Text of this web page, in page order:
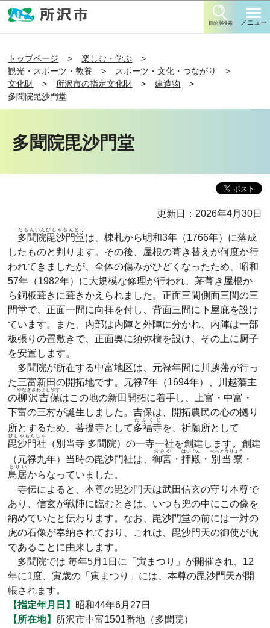
目的別検索 メニュー
トップページ
楽しむ・学ぶ
観光・スポーツ・教養
スポーツ・文化・つながり
文化財
所沢市の指定文化財
建造物
多聞院毘沙門堂
多聞院毘沙門堂
更新日：2026年4月30日
多聞院毘沙門堂
たもんいんびしゃもんどう
は、棟札から明和3年（1766年）に落成
したものと判ります。その後、屋根の葺き替えが何度か行
われてきましたが、全体の傷みがひどくなったため、昭和
57年（1982年）に大規模な修理が行われ、茅葺き屋根か
ら銅板葺きに葺きかえられました。正面三間側面三間の三
間堂で、正面一間に向拝を付し、背面三間に下屋庇を設け
ています。また、内部は内陣と外陣に分かれ、内陣は一部
板張りの畳敷きで、正面奥に須弥檀を設け、その上に厨子
を安置します。
多聞院が所在する中富地区は、元禄年間に川越藩が行っ
た三富新田の開拓地です。元禄7年（1694年）、川越藩主
の柳沢吉保
やなぎさわよしやす
はこの地の新田開拓に着手し、上富・中富・
下富の三村が誕生しました。吉保は、開拓農民の心の拠り
所とするため、菩提寺として多福寺
たふくじ
を、祈願所として
毘沙門社
びしゃもんしゃ
（別当寺 多聞院）の一寺一社を創建します。創建
（元禄九年）当時の毘沙門社は、御宮
おみや
・拝殿
はいでん
・ 別当寮
べっとうりょう
・
鳥居
とりい
からなっていました。
寺伝によると、本尊の毘沙門天は武田信玄の守り本尊で
あり、信玄が戦陣に臨むときは、いつも兜の中にこの像を
納めていたと伝わります。なお、毘沙門堂の前には一対の
虎の石像が奉納されており、これは、毘沙門天の御使が虎
であることに由来します。
多聞院では 毎年5月1日に「寅まつり」が開催され、12
年に1度、寅歳の「寅まつり」には、本尊の毘沙門天が開
帳されます。
【指定年月日】 昭和44年6月27日
【所在地】 所沢市中富1501番地（多聞院）